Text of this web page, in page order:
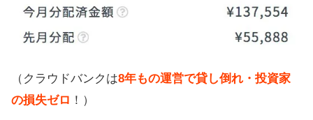
（クラウドバンクは8年もの運営で貸し倒れ・投資家
の損失ゼロ ！）